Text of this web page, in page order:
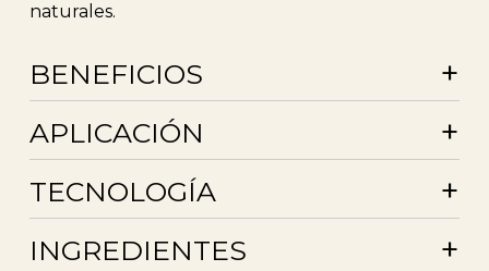
naturales.
BENEFICIOS +
APLICACIÓN +
TECNOLOGÍA +
INGREDIENTES +